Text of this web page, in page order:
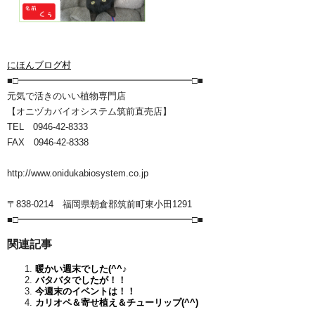
にほんブログ村
■□━━━━━━━━━━━━━━━━━━━□■
元気で活きのいい植物専門店
【オニヅカバイオシステム筑前直売店】
TEL 0946-42-8333
FAX 0946-42-8338
http://www.onidukabiosystem.co.jp
〒838-0214 福岡県朝倉郡筑前町東小田1291
■□━━━━━━━━━━━━━━━━━━━□■
関連記事
暖かい週末でした(^^♪
バタバタでしたが！！
今週末のイベントは！！
カリオペ＆寄せ植え＆チューリップ(^^)